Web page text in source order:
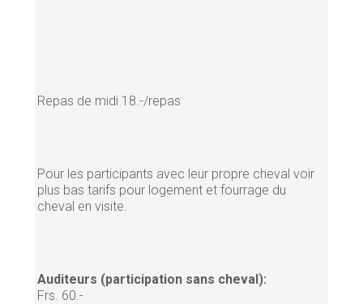
Repas de midi 18.-/repas
Pour les participants avec leur propre cheval voir
plus bas tarifs pour logement et fourrage du
cheval en visite.
Auditeurs (participation sans cheval):
Frs. 60.-